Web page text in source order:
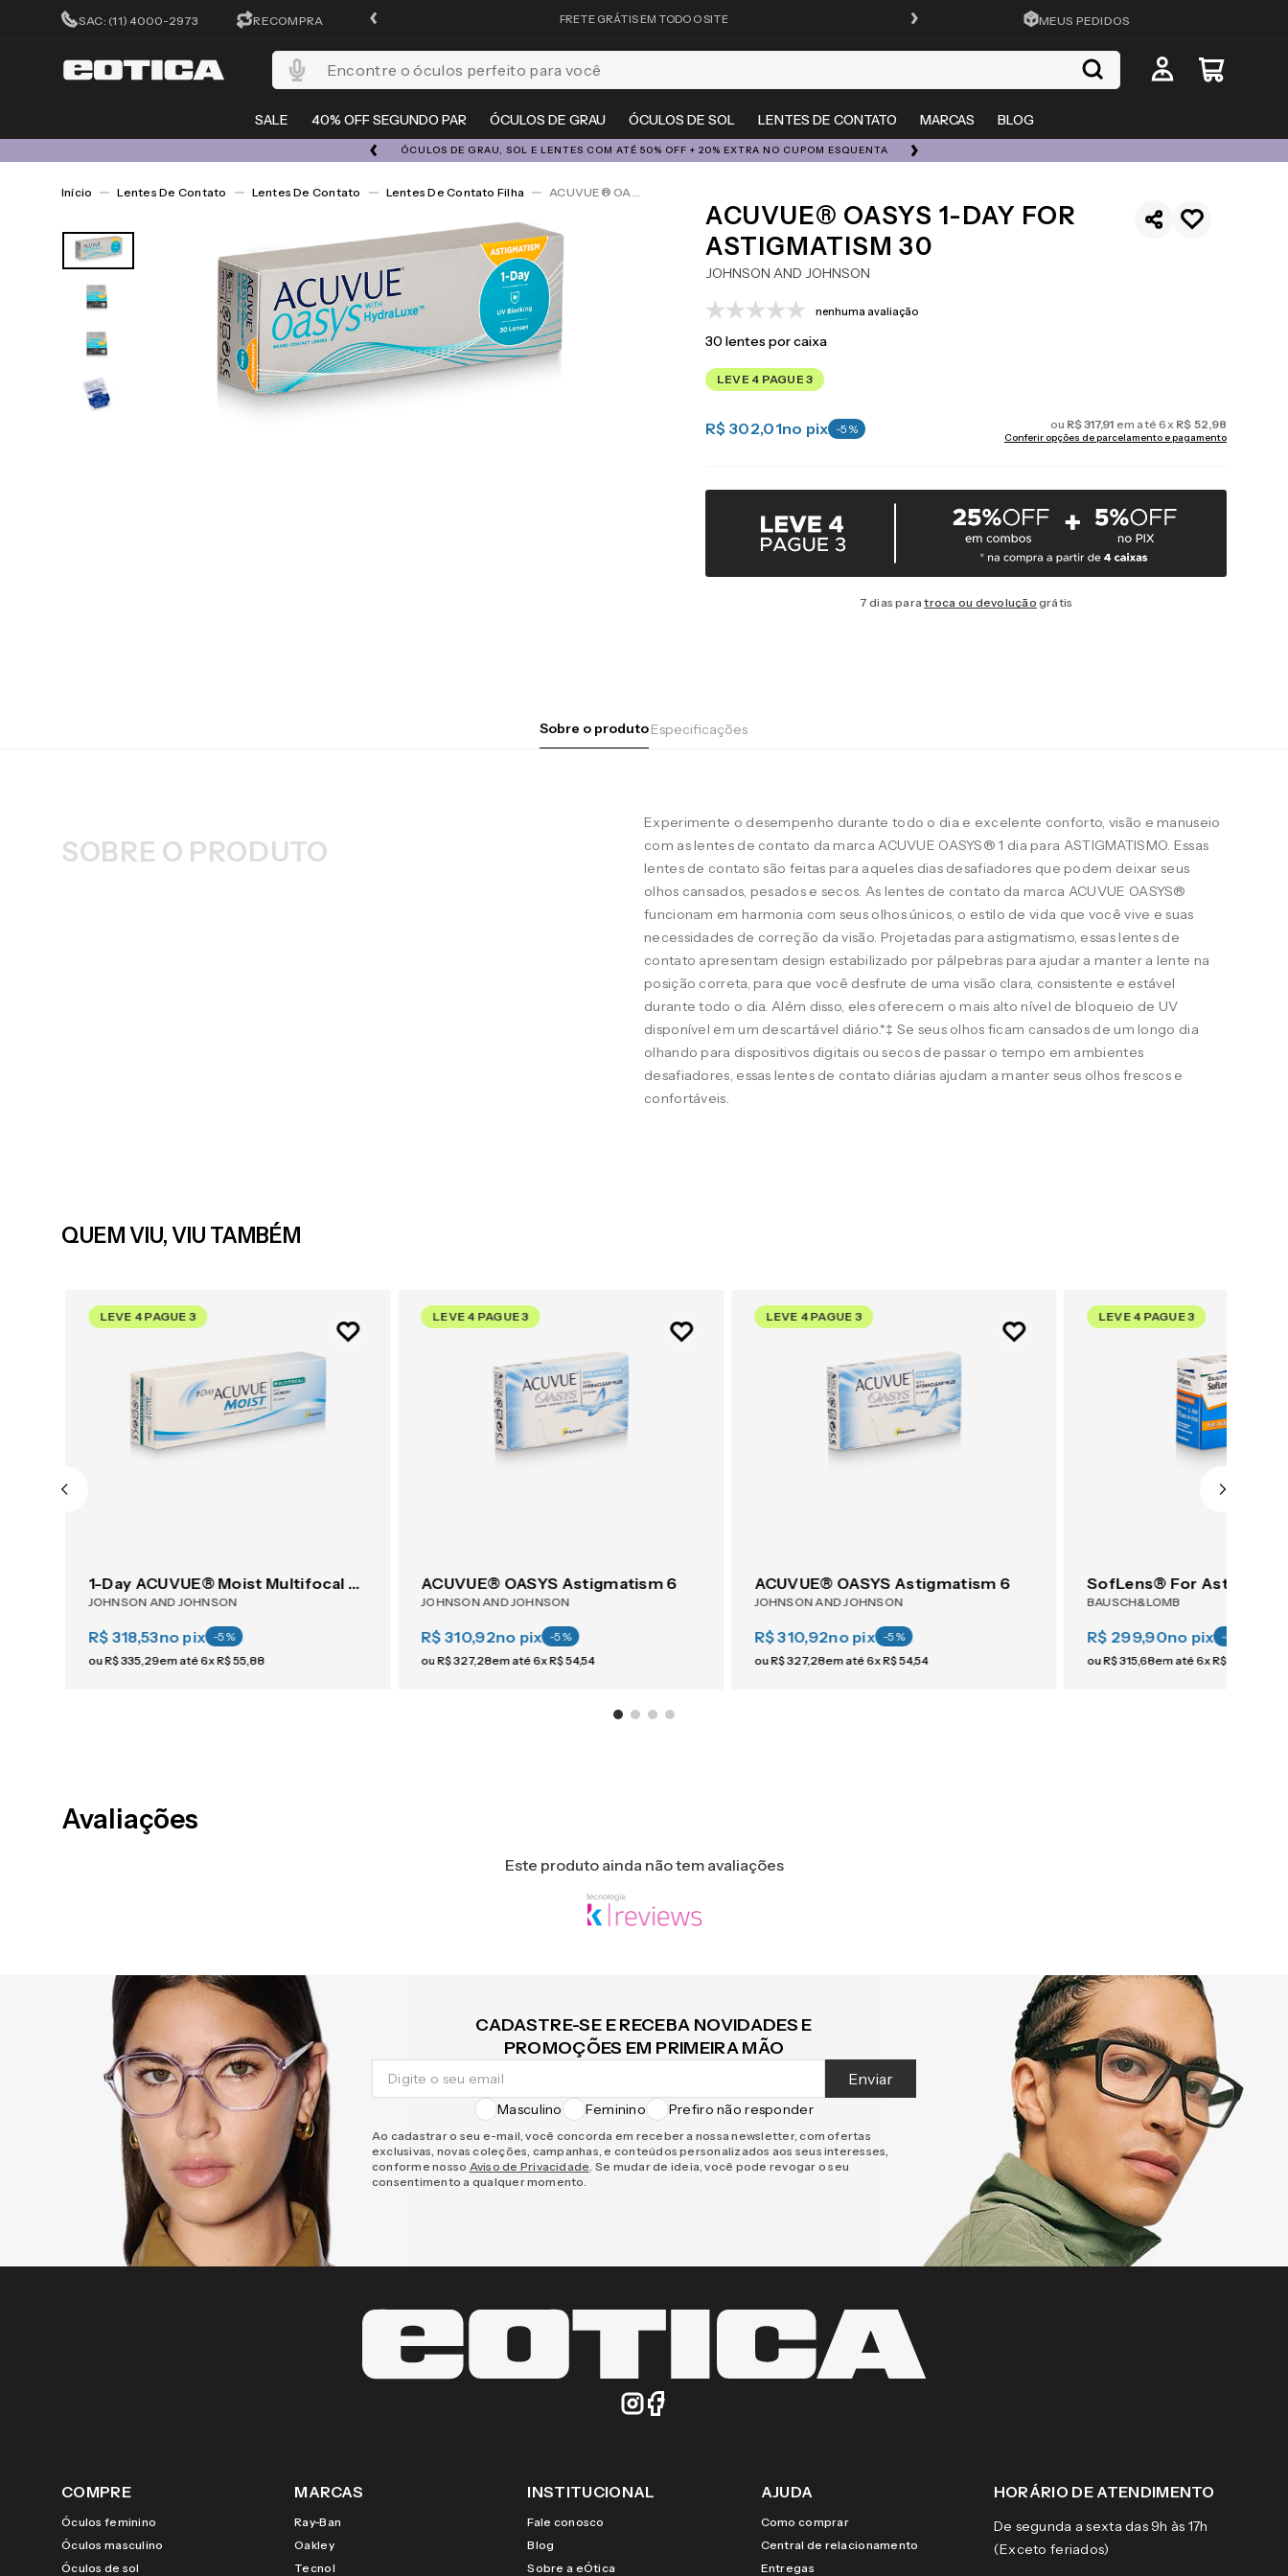
SAC: (11) 4000-2973 RECOMPRA
CADASTRA-SE E GANHE 15%OFF FRETE GRÁTIS EM TODO O SITE ATÉ 10X SEM JUROS
MEUS PEDIDOS
SALE 40% OFF SEGUNDO PAR ÓCULOS DE GRAU ÓCULOS DE SOL LENTES DE CONTATO MARCAS BLOG
Encontre o óculos perfeito para você
ÓCULOS DE GRAU, SOL E LENTES COM ATÉ 50% OFF + 20% EXTRA NO CUPOM ESQUENTA
Lentes De Contato Lentes De Contato Lentes De Contato Filha ACUVUE® OASYS 1-Day For Astigmatism 30
ACUVUE® OASYS 1-DAY FOR
ASTIGMATISM 30
JOHNSON AND JOHNSON
nenhuma avaliação
30lentes por caixa
LEVE 4 PAGUE 3
R$ 302,01no pix -5 % ou R$317,91 em até6x R$ 52,98
Conferir opções de parcelamento e pagamento
7 dias paratroca ou devolução grátis
Sobre o produtoEspecificações
SOBRE O PRODUTO
Experimente o desempenho durante todo o dia e excelente conforto, visão e manuseio
com as lentes de contato da marca ACUVUE OASYS® 1 dia para ASTIGMATISMO. Essas
lentes de contato são feitas para aqueles dias desafiadores que podem deixar seus
olhos cansados, pesados e secos. As lentes de contato da marca ACUVUE OASYS®
funcionam em harmonia com seus olhos únicos, o estilo de vida que você vive e suas
necessidades de correção da visão. Projetadas para astigmatismo, essas lentes de
contato apresentam design estabilizado por pálpebras para ajudar a manter a lente na
posição correta, para que você desfrute de uma visão clara, consistente e estável
durante todo o dia. Além disso, eles oferecem o mais alto nível de bloqueio de UV
disponível em um descartável diário.*‡ Se seus olhos ficam cansados de um longo dia
olhando para dispositivos digitais ou secos de passar o tempo em ambientes
desafiadores, essas lentes de contato diárias ajudam a manter seus olhos frescos e
confortáveis.
QUEM VIU, VIU TAMBÉM
LEVE 4 PAGUE 3
1-Day ACUVUE® Moist Multifocal 30
JOHNSON AND JOHNSON
R$ 318,53no pix -5%
ouR$335, 29em até6xR$55, 88
LEVE 4 PAGUE 3
ACUVUE® OASYS Astigmatism 6
JOHNSON AND JOHNSON
R$ 310,92no pix -5%
ouR$327,28em até6xR$54,54
LEVE 4 PAGUE 3
ACUVUE® OASYS Astigmatism 6
JOHNSON AND JOHNSON
R$ 310,92no pix -5%
ouR$327,28em até6xR$54,54
LEVE 4 PAGUE 3
SofLens® For
BAUSCH&LOMB
R$ 299,90no pix -5
ouR$315,68em até6xR$
Avaliações
Este produto ainda não tem avaliações
CADASTRE-SE E RECEBA NOVIDADES E
PROMOÇÕES EM PRIMEIRA MÃO
Enviar
Masculino Feminino Prefiro não responder
Ao cadastrar o seu e-mail, você concorda em receber a nossa newsletter, com ofertas
exclusivas, novas coleções, campanhas, e conteúdos personalizados aos seus interesses,
conforme nosso Aviso de Privacidade. Se mudar de ideia, você pode revogar o seu
consentimento a qualquer momento.
COMPRE
Óculos feminino
Óculos masculino
Óculos de sol
MARCAS
Ray-Ban
Oakley
Tecnol
INSTITUCIONAL
Fale conosco
Blog
Sobre a eÓtica
AJUDA
Como comprar
Central de relacionamento
Entregas
HORÁRIO DE ATENDIMENTO
De segunda a sexta das 9h às 17h
(Exceto feriados)